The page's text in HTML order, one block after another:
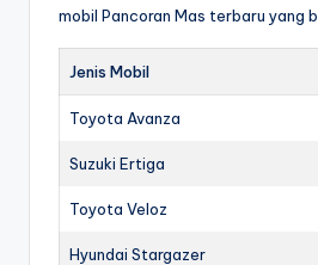
mobil Pancoran Mas terbaru yang
Jenis Mobil
Toyota Avanza
Suzuki Ertiga
Toyota Veloz
Hyundai Stargazer